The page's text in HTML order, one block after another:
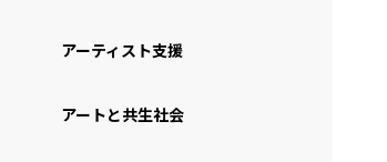
アーティスト支援
アートと共生社会